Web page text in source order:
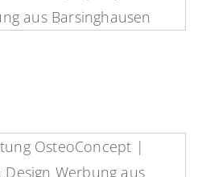
Virtuelle Tour